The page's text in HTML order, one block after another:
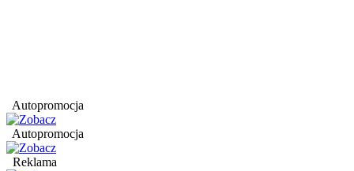
Autopromocja
Autopromocja
Reklama